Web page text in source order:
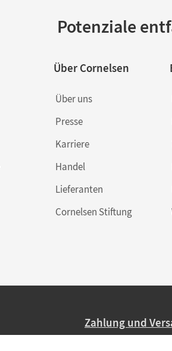
Potenziale
Über Cornelsen
Über uns
Presse
Karriere
Handel
Lieferanten
Cornelsen Stiftung
Zahlung und